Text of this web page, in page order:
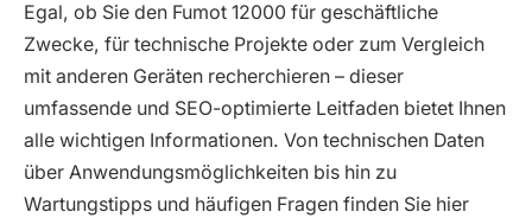
Egal, ob Sie den Fumot 12000 für geschäftliche
Zwecke, für technische Projekte oder zum Vergleich
mit anderen Geräten recherchieren – dieser
umfassende und SEO-optimierte Leitfaden bietet Ihnen
alle wichtigen Informationen. Von technischen Daten
über Anwendungsmöglichkeiten bis hin zu
Wartungstipps und häufigen Fragen finden Sie hier